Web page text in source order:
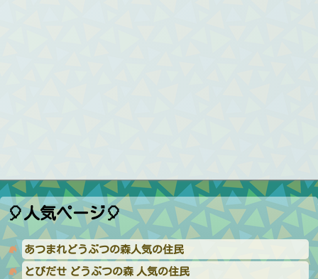
🎈人気ページ🎈
あつまれどうぶつの森人気の住民
とびだせ どうぶつの森 人気の住民